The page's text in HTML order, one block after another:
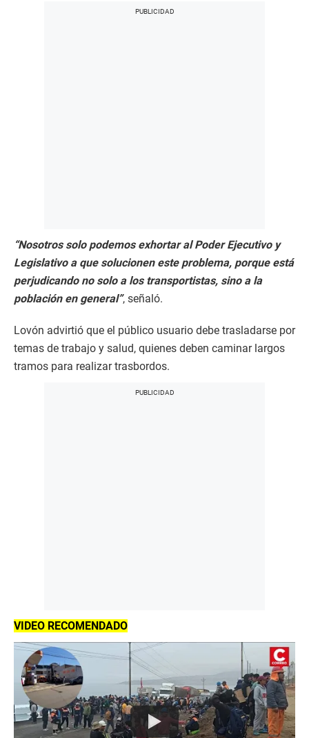
“Nosotros solo podemos exhortar al Poder Ejecutivo y
Legislativo a que solucionen este problema, porque está
perjudicando no solo a los transportistas, sino a la
población en general”, señaló.
Lovón advirtió que el público usuario debe trasladarse por
temas de trabajo y salud, quienes deben caminar largos
tramos para realizar trasbordos.
VIDEO RECOMENDADO